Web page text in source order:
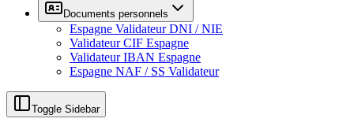
Documents personnels
Espagne Validateur DNI / NIE
Validateur CIF Espagne
Validateur IBAN Espagne
Espagne NAF / SS Validateur
Toggle Sidebar